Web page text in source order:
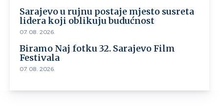
Sarajevo u rujnu postaje mjesto susreta
lidera koji oblikuju budućnost
07. 08. 2026.
Biramo Naj fotku 32. Sarajevo Film
Festivala
07. 08. 2026.